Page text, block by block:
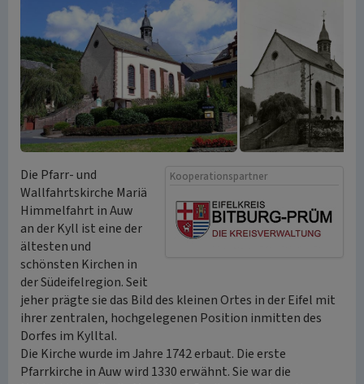
Kooperationspartner
Die Pfarr- und
Wallfahrtskirche Mariä
Himmelfahrt in Auw
an der Kyll ist eine der
ältesten und
schönsten Kirchen in
der Südeifelregion. Seit
jeher prägte sie das Bild des kleinen Ortes in der Eifel mit
ihrer zentralen, hochgelegenen Position inmitten des
Dorfes im Kylltal.
Die Kirche wurde im Jahre 1742 erbaut. Die erste
Pfarrkirche in Auw wird 1330 erwähnt. Sie war die